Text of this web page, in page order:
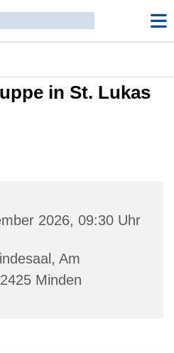
in St. Lukas
2026, 09:30 Uhr
Am
Minden